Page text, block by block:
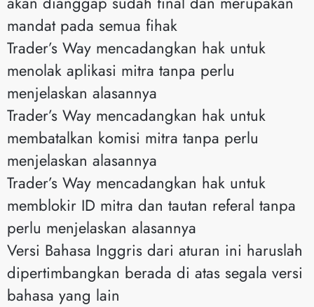
mandat pada semua fihak
Trader’s Way mencadangkan hak untuk
menolak aplikasi mitra tanpa perlu
menjelaskan alasannya
Trader’s Way mencadangkan hak untuk
membatalkan komisi mitra tanpa perlu
menjelaskan alasannya
Trader’s Way mencadangkan hak untuk
memblokir ID mitra dan tautan referal tanpa
perlu menjelaskan alasannya
Versi Bahasa Inggris dari aturan ini haruslah
dipertimbangkan berada di atas segala versi
bahasa yang lain